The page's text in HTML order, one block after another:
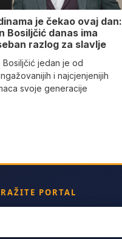
je čekao ovaj dan:
Bosiljčić danas ima
razlog za slavlje
Bosiljčić jedan je od
i najcjenjenijih
svoje generacije
PORTAL